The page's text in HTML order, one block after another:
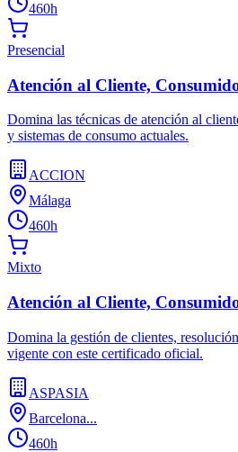
460h
Presencial
Atención al Cliente,
Domina las técnicas de atención al
y sistemas de consumo actuales.
ACCION
Málaga
460h
Mixto
Atención al Cliente,
Domina la gestión de clientes,
vigente con este certificado oficial.
ASPASIA
Barcelona...
460h